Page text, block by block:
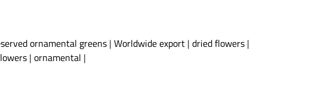
ornamental greens | Worldwide export | dried flowers |
| ornamental |